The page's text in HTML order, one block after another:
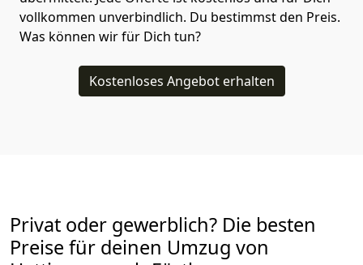
vollkommen unverbindlich. Du bestimmst den Preis.
Was können wir für Dich tun?
Kostenloses Angebot erhalten
Privat oder gewerblich? Die besten
Preise für deinen Umzug von